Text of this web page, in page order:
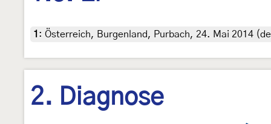
1 : Österreich, Burgenland, Purbach, 24. Mai 2014
2. Diagnose